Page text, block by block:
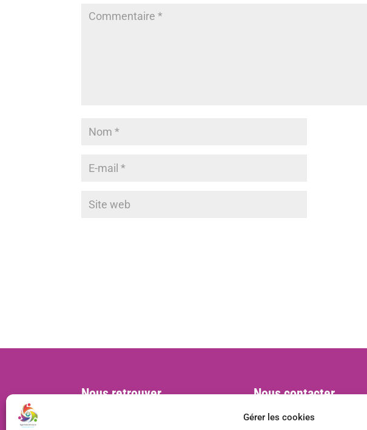
Gérer les cookies
Nous retrouver Nous contacter
contact@ani-international.org